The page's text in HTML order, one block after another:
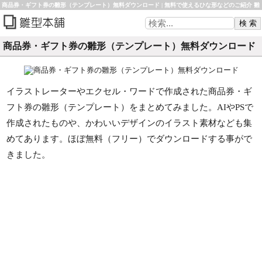
商品券・ギフト券の雛形（テンプレート）無料ダウンロード | 無料で使えるひな形などのご紹介 雛
形本舗
商品券・ギフト券の雛形（テンプレート）無料ダウンロード
イラストレーターやエクセル・ワードで作成された商品券・ギ
フト券の雛形（テンプレート）をまとめてみました。AIやPSで
作成されたものや、かわいいデザインのイラスト素材なども集
めてあります。ほぼ無料（フリー）でダウンロードする事がで
きました。